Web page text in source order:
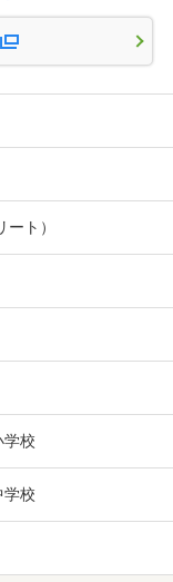
ート）
学校
学校